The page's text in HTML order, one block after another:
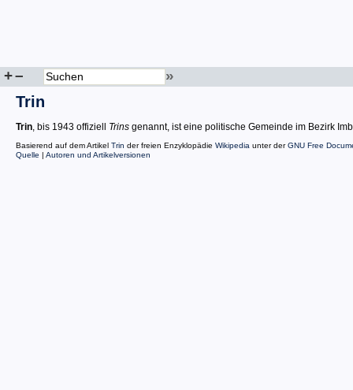
+– »
Trin
Trin, bis 1943 offiziell Trins genannt, ist eine politische Gemeinde im Bezirk
Basierend auf dem Artikel Trin der freien Enzyklopädie Wikipedia unter derGNU Free
Quelle | Autoren und Artikelversionen